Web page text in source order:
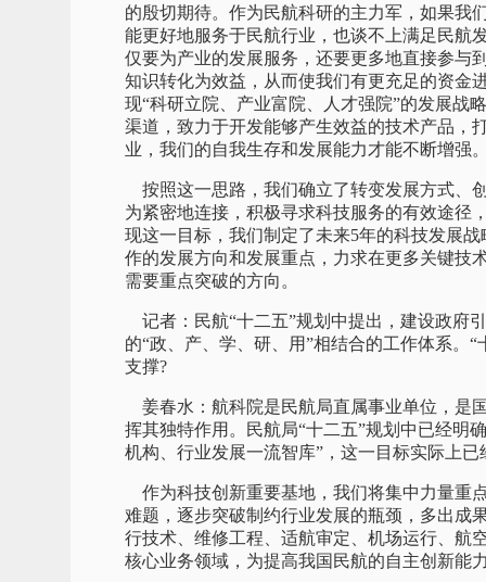
的殷切期待。作为民航科研的主力军，如果我
能更好地服务于民航行业，也谈不上满足民航
仅要为产业的发展服务，还要更多地直接参与
知识转化为效益，从而使我们有更充足的资金
现“科研立院、产业富院、人才强院”的发展战
渠道，致力于开发能够产生效益的技术产品，
业，我们的自我生存和发展能力才能不断增强
按照这一思路，我们确立了转变发展方式、
为紧密地连接，积极寻求科技服务的有效途径
现这一目标，我们制定了未来5年的科技发展
作的发展方向和发展重点，力求在更多关键技
需要重点突破的方向。
记者：民航“十二五”规划中提出，建设政府
的“政、产、学、研、用”相结合的工作体系。
支撑?
姜春水：航科院是民航局直属事业单位，是
挥其独特作用。民航局“十二五”规划中已经明
机构、行业发展一流智库”，这一目标实际上
作为科技创新重要基地，我们将集中力量重
难题，逐步突破制约行业发展的瓶颈，多出成
行技术、维修工程、适航审定、机场运行、航
核心业务领域，为提高我国民航的自主创新能